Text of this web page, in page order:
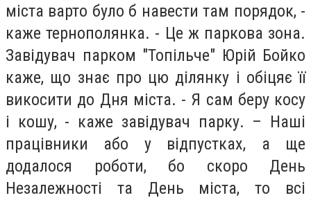
міста варто було б навести там порядок, -
каже тернополянка. - Це ж паркова зона.
Завідувач парком "Топільче" Юрій Бойко
каже, що знає про цю ділянку і обіцяє її
викосити до Дня міста. - Я сам беру косу
і кошу, - каже завідувач парку. – Наші
працівники або у відпустках, а ще
додалося роботи, бо скоро День
Незалежності та День міста, то всі